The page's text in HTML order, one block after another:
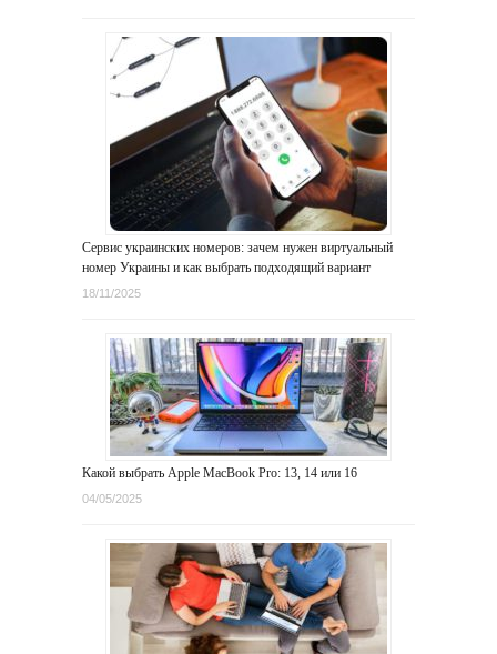
Сервис украинских номеров: зачем нужен виртуальный
номер Украины и как выбрать подходящий вариант
18/11/2025
Какой выбрать Apple MacBook Pro: 13, 14 или 16
04/05/2025